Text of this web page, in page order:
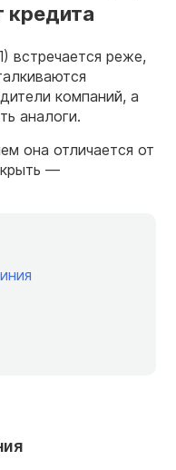
кредита
встречается реже,
компаний, а
аналоги.
она отличается от
—